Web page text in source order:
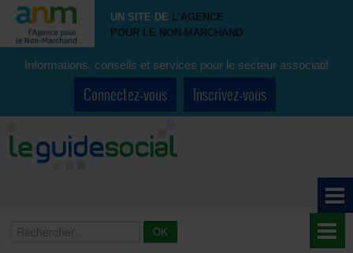
UN SITE DE L'AGENCE
POUR LE NON-MARCHAND
Informations, conseils et services pour le secteur associatif
Connectez-vous Inscrivez-vous